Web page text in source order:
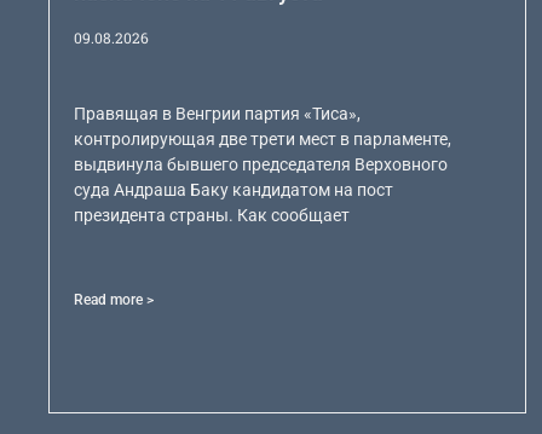
09.08.2026
Правящая в Венгрии партия «Тиса»,
контролирующая две трети мест в парламенте,
выдвинула бывшего председателя Верховного
суда Андраша Баку кандидатом на пост
президента страны. Как сообщает
Read more >